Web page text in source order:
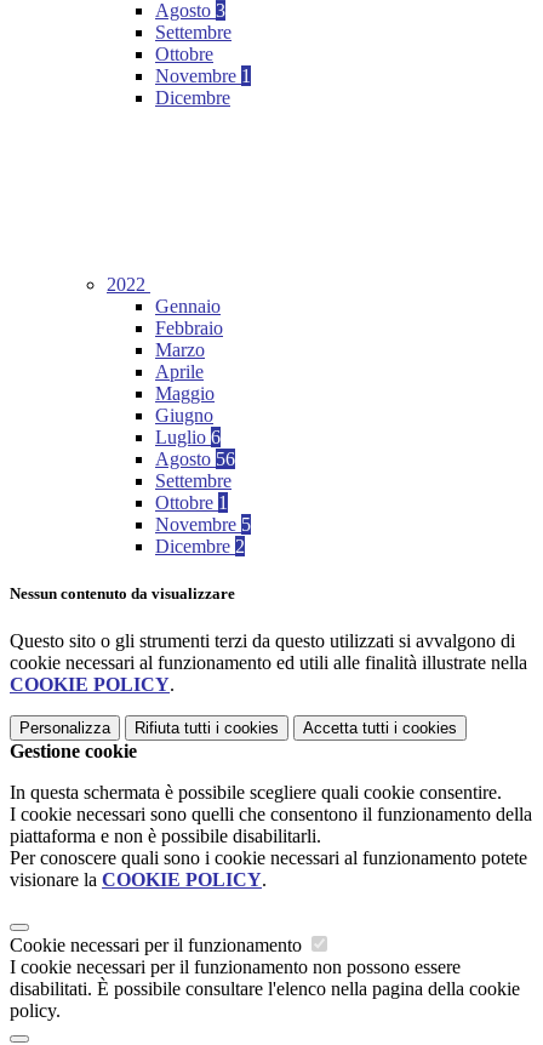
Agosto 3
Settembre
Ottobre
Novembre 1
Dicembre
2022
Gennaio
Febbraio
Marzo
Aprile
Maggio
Giugno
Luglio 6
Agosto 56
Settembre
Ottobre 1
Novembre 5
Dicembre 2
Nessun contenuto da visualizzare
Questo sito o gli strumenti terzi da questo utilizzati si avvalgono di
cookie necessari al funzionamento ed utili alle finalità illustrate nella
COOKIE POLICY.
Personalizza Rifiuta tutti i cookies Accetta tutti i cookies
Gestione cookie
In questa schermata è possibile scegliere quali cookie consentire.
I cookie necessari sono quelli che consentono il funzionamento della
piattaforma e non è possibile disabilitarli.
Per conoscere quali sono i cookie necessari al funzionamento potete
visionare la COOKIE POLICY.
Cookie necessari per il funzionamento
I cookie necessari per il funzionamento non possono essere
disabilitati. È possibile consultare l'elenco nella pagina della cookie
policy.